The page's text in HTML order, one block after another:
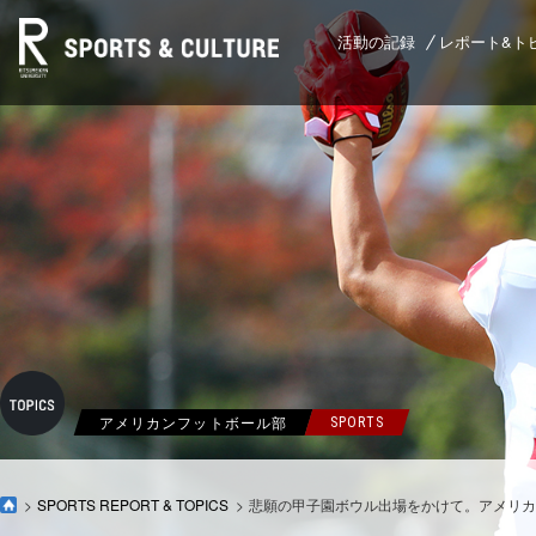
活動の記録 レポート&ト
アメリカンフットボール部 SPORTS
SPORTS REPORT & TOPICS 悲願の甲子園ボウル出場をかけて。アメリ